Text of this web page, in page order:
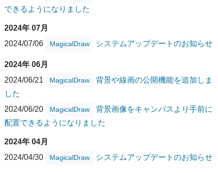
できるようになりました
2024年 07月
2024/07/06
MagicalDraw システムアップデートのお知らせ
2024年 06月
2024/06/21
MagicalDraw
背景や線画の公開機能を追加しま
した
2024/06/20
MagicalDraw
背景画像をキャンバスより手前に
配置できるようになりました
2024年 04月
2024/04/30
MagicalDraw システムアップデートのお知らせ